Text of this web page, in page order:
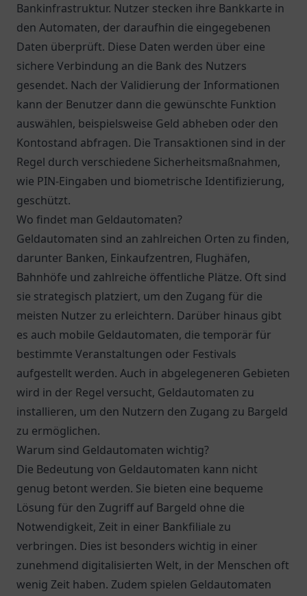
Bankinfrastruktur. Nutzer stecken ihre Bankkarte in
den Automaten, der daraufhin die eingegebenen
Daten überprüft. Diese Daten werden über eine
sichere Verbindung an die Bank des Nutzers
gesendet. Nach der Validierung der Informationen
kann der Benutzer dann die gewünschte Funktion
auswählen, beispielsweise Geld abheben oder den
Kontostand abfragen. Die Transaktionen sind in der
Regel durch verschiedene Sicherheitsmaßnahmen,
wie PIN-Eingaben und biometrische Identifizierung,
geschützt.
Wo findet man Geldautomaten?
Geldautomaten sind an zahlreichen Orten zu finden,
darunter Banken, Einkaufzentren, Flughäfen,
Bahnhöfe und zahlreiche öffentliche Plätze. Oft sind
sie strategisch platziert, um den Zugang für die
meisten Nutzer zu erleichtern. Darüber hinaus gibt
es auch mobile Geldautomaten, die temporär für
bestimmte Veranstaltungen oder Festivals
aufgestellt werden. Auch in abgelegeneren Gebieten
wird in der Regel versucht, Geldautomaten zu
installieren, um den Nutzern den Zugang zu Bargeld
zu ermöglichen.
Warum sind Geldautomaten wichtig?
Die Bedeutung von Geldautomaten kann nicht
genug betont werden. Sie bieten eine bequeme
Lösung für den Zugriff auf Bargeld ohne die
Notwendigkeit, Zeit in einer Bankfiliale zu
verbringen. Dies ist besonders wichtig in einer
zunehmend digitalisierten Welt, in der Menschen oft
wenig Zeit haben. Zudem spielen Geldautomaten